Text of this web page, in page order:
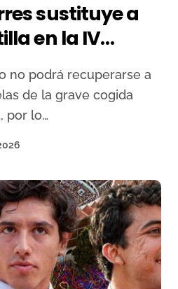
sustituye a
en la IV
de Villaseca
de la grave cogida
por lo…